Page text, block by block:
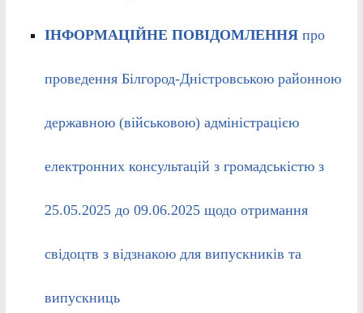
ІНФОРМАЦІЙНЕ ПОВІДОМЛЕННЯпро
проведення Білгород-Дністровською районною
державною (військовою) адміністрацією
електронних консультацій з громадськістю з
25.05.2025 до 09.06.2025 щодо отримання
свідоцтв з відзнакою для випускників та
випускниць